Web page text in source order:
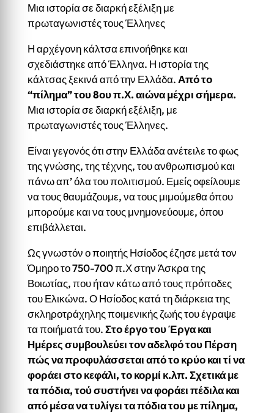
Μια ιστορία σε διαρκή εξέλιξη με
πρωταγωνιστές τους Έλληνες
Η αρχέγονη κάλτσα επινοήθηκε και
σχεδιάστηκε από Έλληνα. Η ιστορία της
κάλτσας ξεκινά από την Ελλάδα. Από το
“πίλημα” του 8ου π.Χ. αιώνα μέχρι σήμερα.
Μια ιστορία σε διαρκή εξέλιξη, με
πρωταγωνιστές τους Έλληνες.
Είναι γεγονός ότι στην Ελλάδα ανέτειλε το φως
της γνώσης, της τέχνης, του ανθρωπισμού και
πάνω απ’ όλα του πολιτισμού. Εμείς οφείλουμε
να τους θαυμάζουμε, να τους μιμούμεθα όπου
μπορούμε και να τους μνημονεύουμε, όπου
επιβάλλεται.
Ως γνωστόν ο ποιητής Ησίοδος έζησε μετά τον
Όμηρο το 750-700 π.Χ στην Άσκρα της
Βοιωτίας, που ήταν κάτω από τους πρόποδες
του Ελικώνα. Ο Ησίοδος κατά τη διάρκεια της
σκληροτράχηλης ποιμενικής ζωής του έγραψε
τα ποιήματά του.Στο έργο του Έργα και
Ημέρες συμβουλεύει τον αδελφό του Πέρση
πώς να προφυλάσσεται από το κρύο και τί να
φοράει στο κεφάλι, το κορμί κ.λπ. Σχετικά με
τα πόδια, τού συστήνει να φοράει πέδιλα και
από μέσα να τυλίγει τα πόδια του με πίλημα,